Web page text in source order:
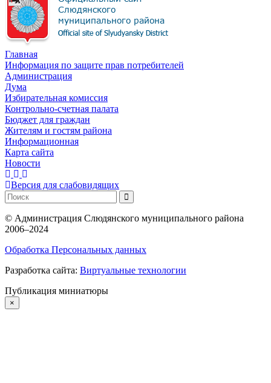
Главная
Информация по защите прав потребителей
Администрация
Дума
Избирательная комиссия
Контрольно-счетная палата
Бюджет для граждан
Жителям и гостям района
Информационная
Карта сайта
Новости
Версия для слабовидящих
© Администрация Слюдянского муниципального района
2006–2024
Обработка Персональных данных
Разработка сайта: Виртуальные технологии
Публикация миниатюры
×